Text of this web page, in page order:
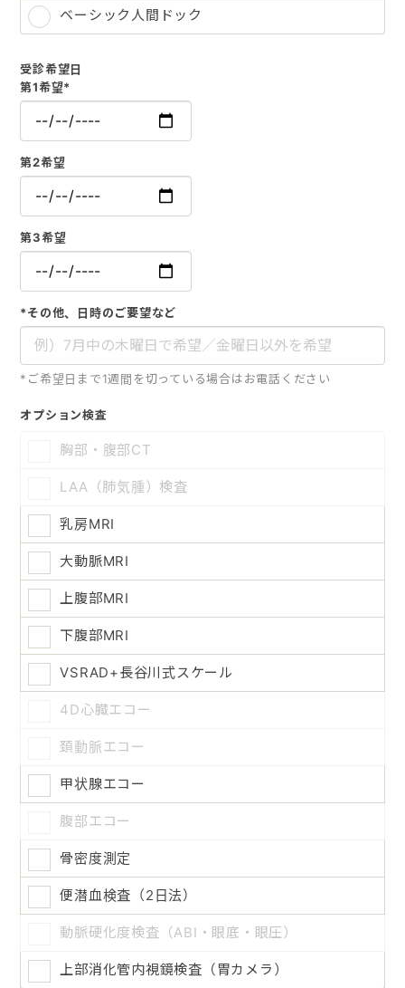
ベーシック人間ドック
受診希望日
第1希望*
第2希望
第3希望
*その他、日時のご要望など
*ご希望日まで1週間を切っている場合はお電話ください
オプション検査
胸部・腹部CT
LAA（肺気腫）検査
乳房MRI
大動脈MRI
上腹部MRI
下腹部MRI
VSRAD+長谷川式スケール
4D心臓エコー
頚動脈エコー
甲状腺エコー
腹部エコー
骨密度測定
便潜血検査（2日法）
動脈硬化度検査（ABI・眼底・眼圧）
上部消化管内視鏡検査（胃カメラ）